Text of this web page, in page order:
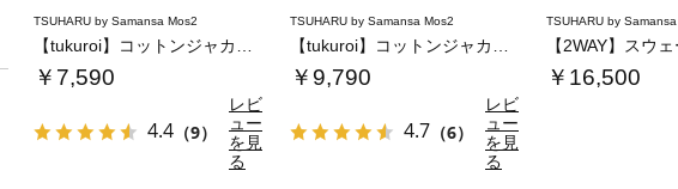
TSUHARU by Samansa Mos2
￥7,590
4.4 （9）
レビ
ュー
を見
る
TSUHARU by Samansa Mos2
￥9,790
4.7 （6）
レビ
ュー
を見
る
TSUHARU by
【2WAY】スウ
￥16,500